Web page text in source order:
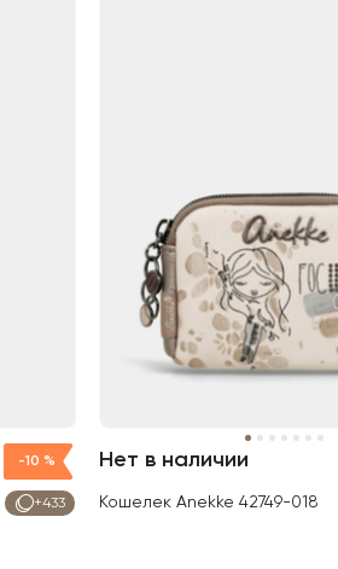
-10 %
+433
Нет в наличии
Кошелек Anekke 42749-018